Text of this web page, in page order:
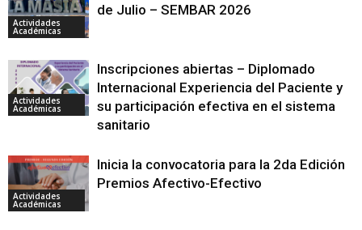
Actividades
Académicas
de Julio – SEMBAR 2026
Actividades
Académicas
Inscripciones abiertas – Diplomado
Internacional Experiencia del Paciente y
su participación efectiva en el sistema
sanitario
Actividades
Académicas
Inicia la convocatoria para la 2da Edición
Premios Afectivo-Efectivo